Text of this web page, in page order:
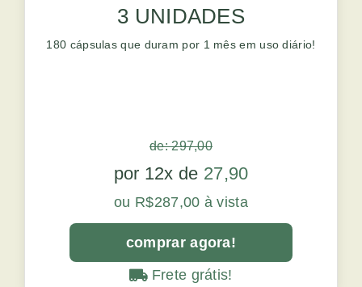
3 UNIDADES
180 cápsulas que duram por 1 mês em uso diário!
de: 297,00
por 12x de 27,90
ou R$287,00 à vista
comprar agora!
Frete grátis!